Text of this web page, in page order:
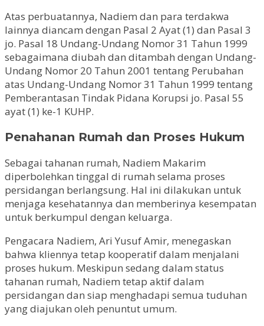
Atas perbuatannya, Nadiem dan para terdakwa
lainnya diancam dengan Pasal 2 Ayat (1) dan Pasal 3
jo. Pasal 18 Undang-Undang Nomor 31 Tahun 1999
sebagaimana diubah dan ditambah dengan Undang-
Undang Nomor 20 Tahun 2001 tentang Perubahan
atas Undang-Undang Nomor 31 Tahun 1999 tentang
Pemberantasan Tindak Pidana Korupsi jo. Pasal 55
ayat (1) ke-1 KUHP.
Penahanan Rumah dan Proses Hukum
Sebagai tahanan rumah, Nadiem Makarim
diperbolehkan tinggal di rumah selama proses
persidangan berlangsung. Hal ini dilakukan untuk
menjaga kesehatannya dan memberinya kesempatan
untuk berkumpul dengan keluarga.
Pengacara Nadiem, Ari Yusuf Amir, menegaskan
bahwa kliennya tetap kooperatif dalam menjalani
proses hukum. Meskipun sedang dalam status
tahanan rumah, Nadiem tetap aktif dalam
persidangan dan siap menghadapi semua tuduhan
yang diajukan oleh penuntut umum.